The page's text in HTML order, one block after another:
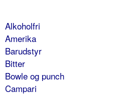
Alkoholfri
Amerika
Barudstyr
Bitter
Bowle og punch
Campari